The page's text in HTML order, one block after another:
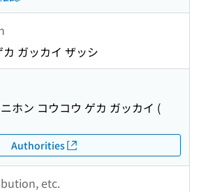
ガッカイ ザッシ
ニホン コウコウ ゲカ ガッカイ (
Authorities
etc.